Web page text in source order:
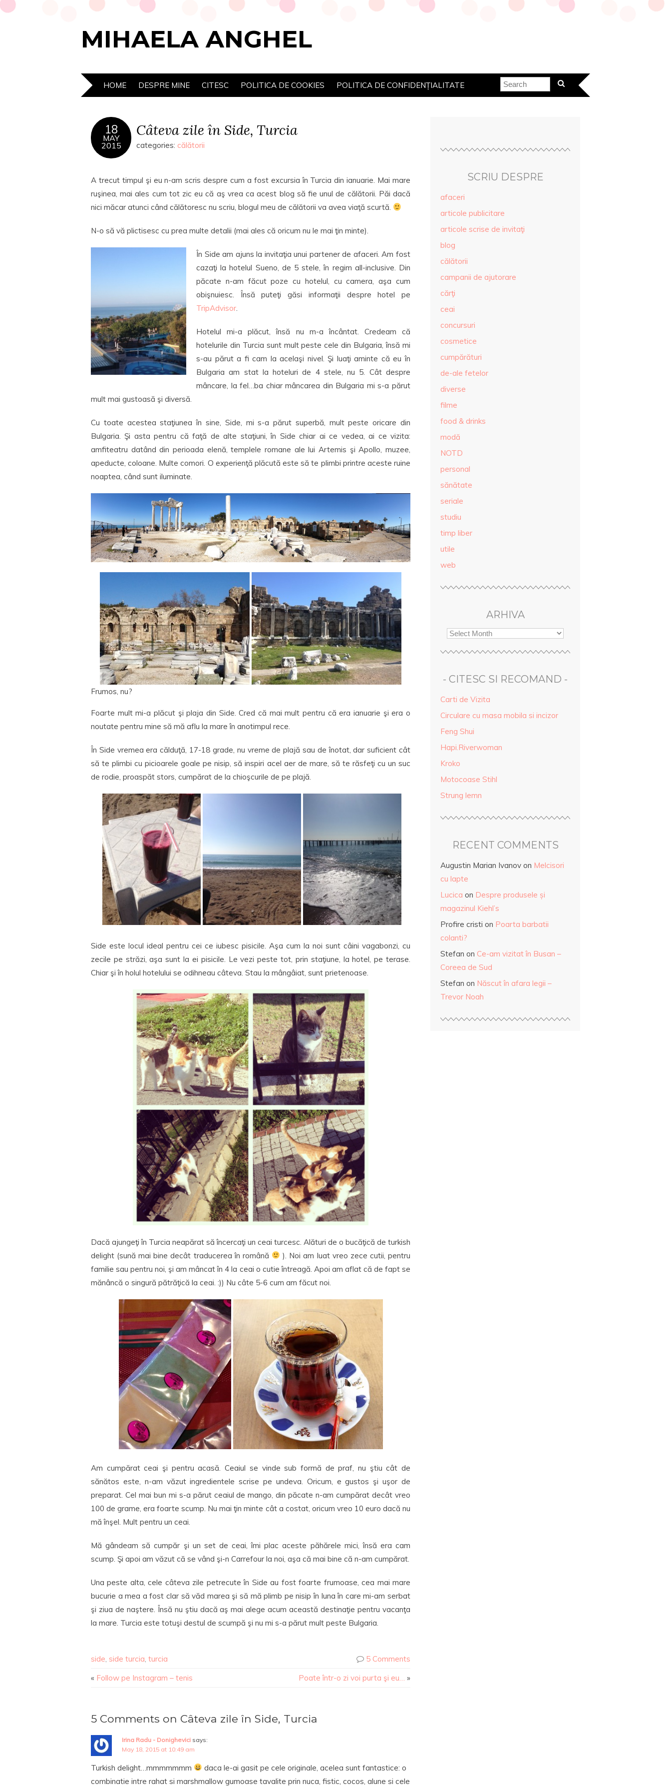
MIHAELA ANGHEL
HOME DESPRE MINE CITESC POLITICA DE COOKIES POLITICA DE CONFIDENȚIALITATE
18
MAY
2015
Câteva zile în Side, Turcia
categories: călătorii
A trecut timpul şi eu n-am scris despre cum a fost excursia în Turcia din ianuarie. Mai mare
ruşinea, mai ales cum tot zic eu că aş vrea ca acest blog să fie unul de călătorii. Păi dacă
nici măcar atunci când călătoresc nu scriu, blogul meu de călătorii va avea viaţă scurtă.
N-o să vă plictisesc cu prea multe detalii (mai ales că oricum nu le mai ţin minte).
În Side am ajuns la invitaţia unui partener de afaceri. Am fost
cazaţi la hotelul Sueno, de 5 stele, în regim all-inclusive. Din
păcate n-am făcut poze cu hotelul, cu camera, aşa cum
obişnuiesc. Însă puteţi găsi informaţii despre hotel pe
TripAdvisor.
Hotelul mi-a plăcut, însă nu m-a încântat. Credeam că
hotelurile din Turcia sunt mult peste cele din Bulgaria, însă mi
s-au părut a fi cam la acelaşi nivel. Şi luaţi aminte că eu în
Bulgaria am stat la hoteluri de 4 stele, nu 5. Cât despre
mâncare, la fel…ba chiar mâncarea din Bulgaria mi s-a părut
mult mai gustoasă şi diversă.
Cu toate acestea staţiunea în sine, Side, mi s-a părut superbă, mult peste oricare din
Bulgaria. Şi asta pentru că faţă de alte staţiuni, în Side chiar ai ce vedea, ai ce vizita:
amfiteatru datând din perioada elenă, templele romane ale lui Artemis şi Apollo, muzee,
apeducte, coloane. Multe comori. O experienţă plăcută este să te plimbi printre aceste ruine
noaptea, când sunt iluminate.
Frumos, nu?
Foarte mult mi-a plăcut şi plaja din Side. Cred că mai mult pentru că era ianuarie şi era o
noutate pentru mine să mă aflu la mare în anotimpul rece.
În Side vremea era călduţă, 17-18 grade, nu vreme de plajă sau de înotat, dar suficient cât
să te plimbi cu picioarele goale pe nisip, să inspiri acel aer de mare, să te răsfeţi cu un suc
de rodie, proaspăt stors, cumpărat de la chioşcurile de pe plajă.
Side este locul ideal pentru cei ce iubesc pisicile. Aşa cum la noi sunt câini vagabonzi, cu
zecile pe străzi, aşa sunt la ei pisicile. Le vezi peste tot, prin staţiune, la hotel, pe terase.
Chiar şi în holul hotelului se odihneau câteva. Stau la mângâiat, sunt prietenoase.
Dacă ajungeţi în Turcia neapărat să încercaţi un ceai turcesc. Alături de o bucăţică de turkish
delight (sună mai bine decât traducerea în română
). Noi am luat vreo zece cutii, pentru
familie sau pentru noi, şi am mâncat în 4 la ceai o cutie întreagă. Apoi am aflat că de fapt se
mănâncă o singură pătrăţică la ceai. :)) Nu câte 5-6 cum am făcut noi.
Am cumpărat ceai şi pentru acasă. Ceaiul se vinde sub formă de praf, nu ştiu cât de
sănătos este, n-am văzut ingredientele scrise pe undeva. Oricum, e gustos şi uşor de
preparat. Cel mai bun mi s-a părut ceaiul de mango, din păcate n-am cumpărat decât vreo
100 de grame, era foarte scump. Nu mai ţin minte cât a costat, oricum vreo 10 euro dacă nu
mă înşel. Mult pentru un ceai.
Mă gândeam să cumpăr şi un set de ceai, îmi plac aceste păhărele mici, însă era cam
scump. Şi apoi am văzut că se vând şi-n Carrefour la noi, aşa că mai bine că n-am cumpărat.
Una peste alta, cele câteva zile petrecute în Side au fost foarte frumoase, cea mai mare
bucurie a mea a fost clar să văd marea şi să mă plimb pe nisip în luna în care mi-am serbat
şi ziua de naştere. Însă nu ştiu dacă aş mai alege acum această destinaţie pentru vacanţa
la mare. Turcia este totuşi destul de scumpă şi nu mi s-a părut mult peste Bulgaria.
side side turcia turcia
5 Comments
« Follow pe Instagram – tenis Poate într-o zi voi purta şi eu… »
5 Comments on Câteva zile în Side, Turcia
Irina Radu - Donighevici says:
May 18, 2015 at 10:49 am
Turkish delight…mmmmmmm
daca le-ai gasit pe cele originale, acelea sunt fantastice: o
combinatie intre rahat si marshmallow gumoase tavalite prin nuca, fistic, cocos, alune si cele
SCRIU DESPRE
afaceri
articole publicitare
articole scrise de invitaţi
blog
călătorii
campanii de ajutorare
cărţi
ceai
concursuri
cosmetice
cumpărături
de-ale fetelor
diverse
filme
food & drinks
modă
NOTD
personal
sănătate
seriale
studiu
timp liber
utile
web
ARHIVA
- CITESC SI RECOMAND -
Carti de Vizita
Circulare cu masa mobila si incizor
Feng Shui
Hapi.Riverwoman
Kroko
Motocoase Stihl
Strung lemn
RECENT COMMENTS
Augustin Marian Ivanov on Melcisori
cu lapte
Lucica on Despre produsele și
magazinul Kiehl’s
Profire cristi on Poarta barbatii
colanti?
Stefan on Ce-am vizitat în Busan –
Coreea de Sud
Stefan on Născut în afara legii –
Trevor Noah